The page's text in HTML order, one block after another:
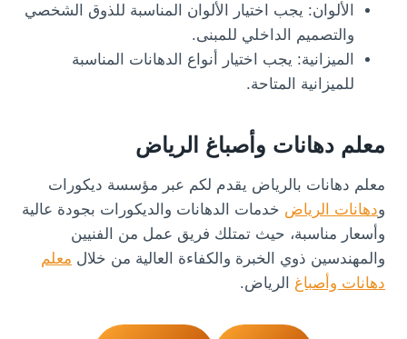
الألوان: يجب اختيار الألوان المناسبة للذوق الشخصي
والتصميم الداخلي للمبنى.
الميزانية: يجب اختيار أنواع الدهانات المناسبة
للميزانية المتاحة.
معلم دهانات وأصباغ الرياض
معلم دهانات بالرياض يقدم لكم عبر مؤسسة ديكورات
ودهانات الرياض خدمات الدهانات والديكورات بجودة عالية
وأسعار مناسبة، حيث تمتلك فريق عمل من الفنيين
والمهندسين ذوي الخبرة والكفاءة العالية من خلال معلم
دهانات وأصباغ الرياض.